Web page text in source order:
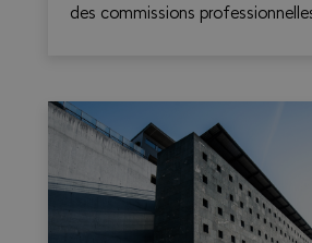
des commissions
le temps de travail, les heures
supplémentaires, le temps de
et les éventuels suppléments
hebdomadaire, tout en générant
synthèse claire et exportable en